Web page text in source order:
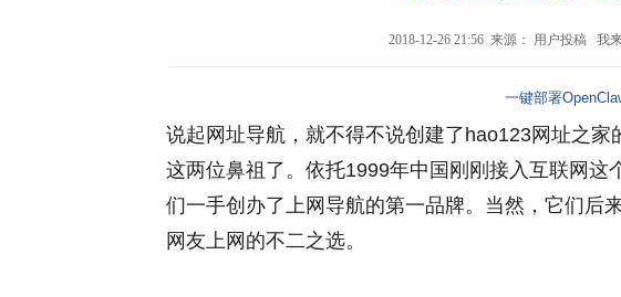
2018-12-26 21:56 来源： 用户投稿 我
一键部署
说起网址导航，就不得不说创建了hao123网址之
这两位鼻祖了。依托1999年中国刚刚接入互联网这
们一手创办了上网导航的第一品牌。当然，它们后
网友上网的不二之选。